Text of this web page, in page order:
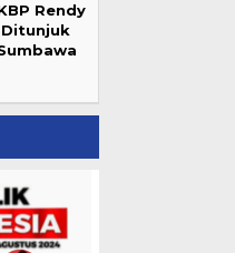
Rendy